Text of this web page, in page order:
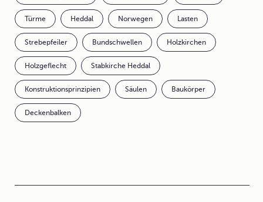
Türme Heddal Norwegen Lasten
Strebepfeiler Bundschwellen Holzkirchen
Holzgeflecht Stabkirche Heddal
Konstruktionsprinzipien Säulen Baukörper
Deckenbalken